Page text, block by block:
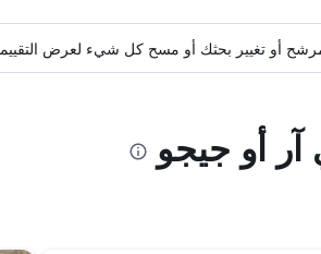
مرشح أو تغيير بحثك أو مسح كل شيء لعرض
آر أو جيجو